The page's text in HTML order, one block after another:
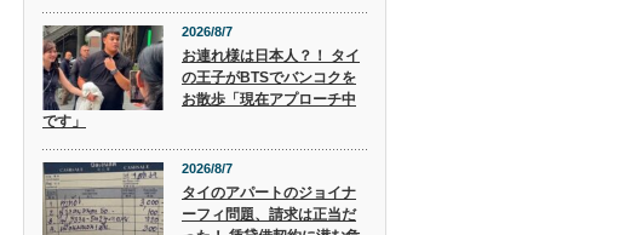
2026/8/7
お連れ様は日本人？！ タイ
の王子がBTSでバンコクを
お散歩「現在アプローチ中
です」
2026/8/7
タイのアパートのジョイナ
ーフィ問題、請求は正当だ